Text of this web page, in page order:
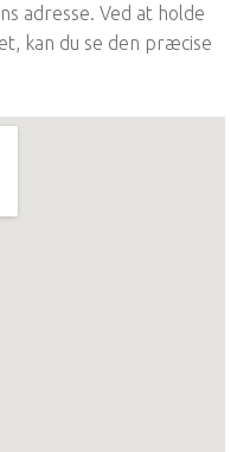
adresse. Ved at holde
kan du se den præcise